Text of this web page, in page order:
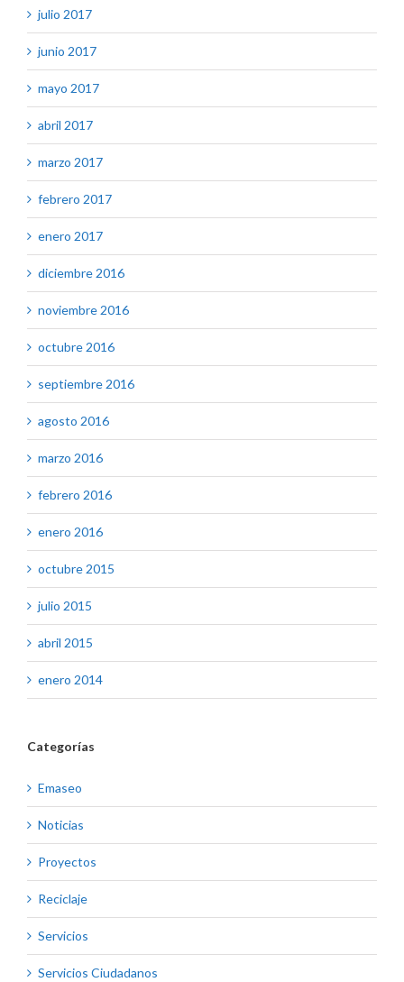
julio 2017
junio 2017
mayo 2017
abril 2017
marzo 2017
febrero 2017
enero 2017
diciembre 2016
noviembre 2016
octubre 2016
septiembre 2016
agosto 2016
marzo 2016
febrero 2016
enero 2016
octubre 2015
julio 2015
abril 2015
enero 2014
Categorías
Emaseo
Noticias
Proyectos
Reciclaje
Servicios
Servicios Ciudadanos